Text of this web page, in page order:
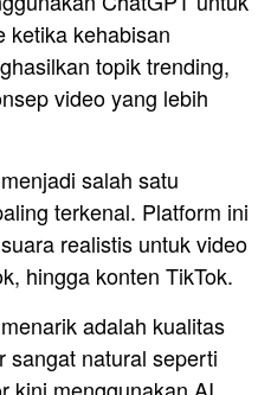
ketika kehabisan
topik trending,
video yang lebih
salah satu
terkenal. Platform ini
realistis untuk video
hingga konten TikTok.
adalah kualitas
sangat natural seperti